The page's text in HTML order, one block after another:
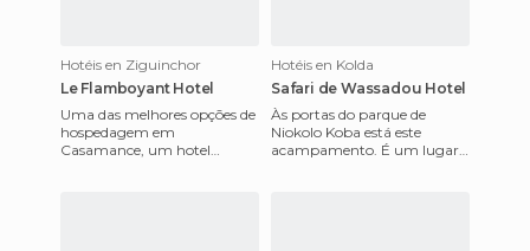
Hotéis en Ziguinchor
Le Flamboyant Hotel
Uma das melhores opções de
hospedagem em
Casamance, um hotel
Hotéis en Kolda
Safari de Wassadou Hotel
Às portas do parque de
Niokolo Koba está este
acampamento. É um lugar